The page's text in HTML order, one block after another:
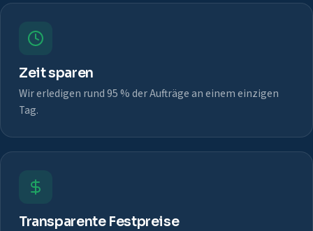
Zeit sparen
Wir erledigen rund 95 % der Aufträge an einem einzigen
Tag.
Transparente Festpreise